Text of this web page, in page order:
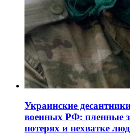
Украинские
военных РФ: пленные
потерях и нехватке